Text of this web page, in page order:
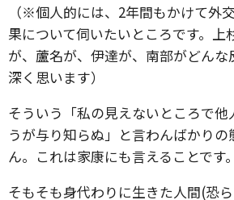
（※個人的には、2年間もかけて外
果について伺いたいところです。上
が、蘆名が、伊達が、南部がどん
深く思います）
そういう「私の見えないところで他
うが与り知らぬ」と言わんばかり
ん。これは家康にも言えることです。
そもそも身代わりに生きた人間(恐